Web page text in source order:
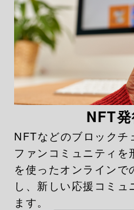
NFT
NFTなどのブロックチ
ファンコミュニティ
を使ったオンラインで
し、新しい応援コミュ
ます。